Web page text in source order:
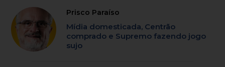
Prisco Paraíso
Mídia domesticada, Centrão
comprado e Supremo fazendo jogo
sujo